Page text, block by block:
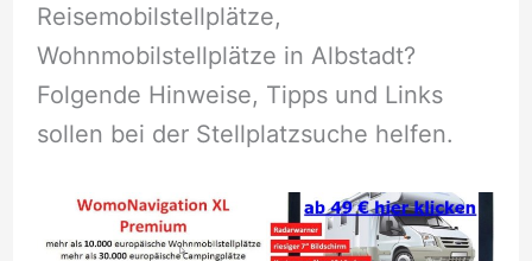
Reisemobilstellplätze,
Wohnmobilstellplätze in Albstadt?
Folgende Hinweise, Tipps und Links
sollen bei der Stellplatzsuche helfen.